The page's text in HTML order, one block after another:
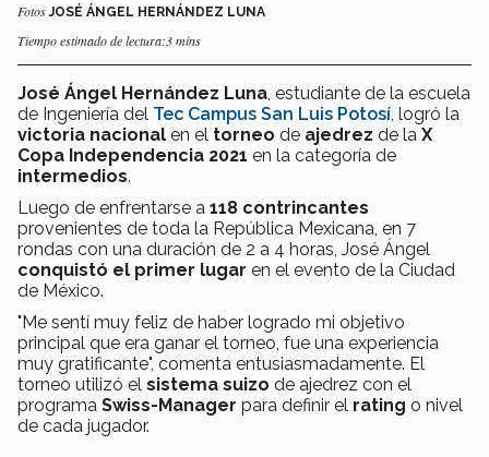
FotosJOSÉ ÁNGEL HERNÁNDEZ LUNA
Tiempo estimado de lectura:3 mins
José Ángel Hernández Luna , estudiante de la escuela
de Ingeniería del Tec Campus San Luis Potosí , logró la
victoria nacional en el torneo de ajedrez de la X
Copa Independencia 2021 en la categoría de
intermedios.
Luego de enfrentarse a 118 contrincantes
provenientes de toda la República Mexicana, en 7
rondas con una duración de 2 a 4 horas, José Ángel
conquistó el primer lugar en el evento de la Ciudad
de México.
"Me sentí muy feliz de haber logrado mi objetivo
principal que era ganar el torneo, fue una experiencia
muy gratificante", comenta entusiasmadamente. El
torneo utilizó el sistema suizo de ajedrez con el
programa Swiss-Manager para definir el rating o nivel
de cada jugador.